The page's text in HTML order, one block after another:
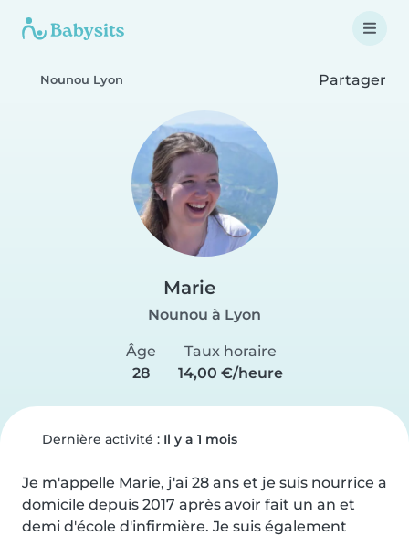
Nounou Lyon Partager
Marie
Nounou à Lyon
Âge
28
Taux horaire
14,00 €/heure
Dernière activité : Il y a 1 mois
Je m'appelle Marie, j'ai 28 ans et je suis nourrice a
domicile depuis 2017 après avoir fait un an et
demi d'école d'infirmière. Je suis également